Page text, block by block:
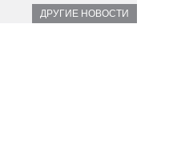
ДРУГИЕ НОВОСТИ